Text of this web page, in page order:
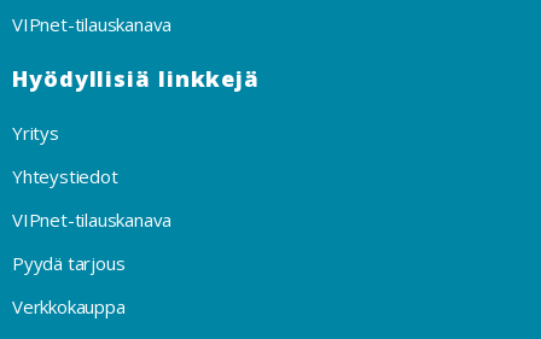
VIPnet-tilauskanava
Hyödyllisiä linkkejä
Yritys
Yhteystiedot
VIPnet-tilauskanava
Pyydä tarjous
Verkkokauppa